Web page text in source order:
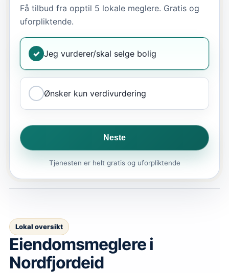
Få tilbud fra opptil 5 lokale meglere. Gratis og
uforpliktende.
✓ Jeg vurderer/skal selge bolig
Ønsker kun verdivurdering
Neste
Tjenesten er helt gratis og uforpliktende
Lokal oversikt
Eiendomsmeglerei
Nordfjordeid